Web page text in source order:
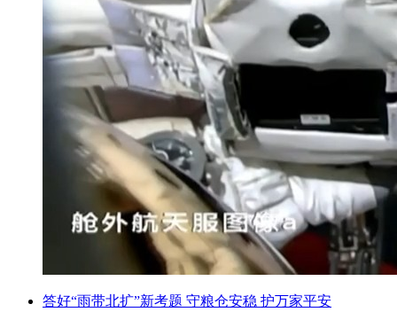
答好“雨带北扩”新考题 守粮仓安稳 护万家平安